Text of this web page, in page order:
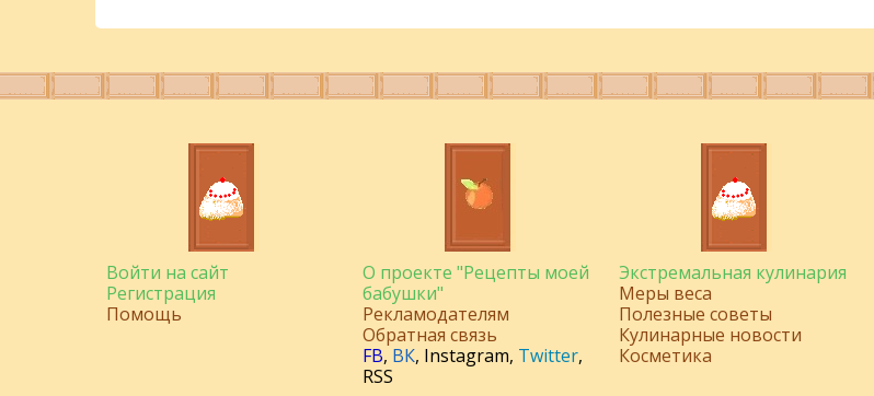
Войти на сайт
Регистрация
Помощь
О проекте "Рецепты моей
бабушки"
Рекламодателям
Обратная связь
FB, ВК, Instagram, Twitter,
RSS
Экстремальная кулинария
Меры веса
Полезные советы
Кулинарные новости
Косметика